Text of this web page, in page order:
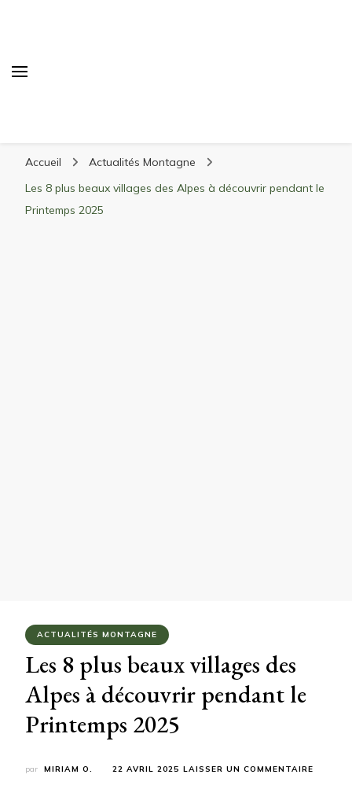
matériel, stations de ski
Accueil
Actualités Montagne
Les 8 plus beaux villages des Alpes à découvrir pendant le
Printemps 2025
ACTUALITÉS MONTAGNE
Les 8 plus beaux villages des
Alpes à découvrir pendant le
Printemps 2025
par MIRIAM O. 22 AVRIL 2025 LAISSER UN COMMENTAIRE